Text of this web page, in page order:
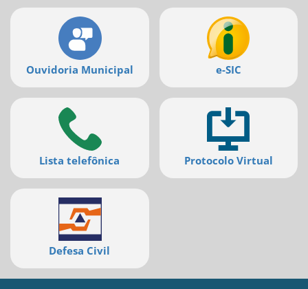
Ouvidoria Municipal e-SIC
Lista telefônica Protocolo Virtual
Defesa Civil